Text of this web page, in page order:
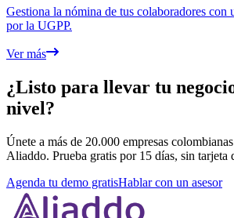
Gestiona la nómina de tus colaboradores con
por la UGPP.
Ver más
¿Listo para llevar tu
nivel?
Únete a más de 20.000 empresas
Aliaddo. Prueba gratis por 15 días, sin tarjeta
Agenda tu demo gratisHablar con un asesor